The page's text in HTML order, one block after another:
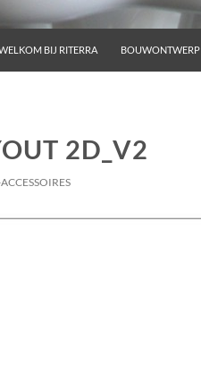
BIJ RITERRA
BOUWONTWERP
2D_V2